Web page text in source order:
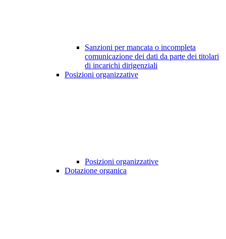
Sanzioni per mancata o incompleta
comunicazione dei dati da parte dei titolari
di incarichi dirigenziali
Posizioni organizzative
Posizioni organizzative
Dotazione organica